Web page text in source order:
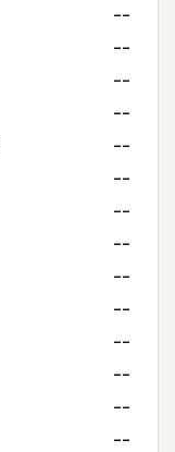
--
--
--
--
--
--
--
--
--
--
--
--
--
--